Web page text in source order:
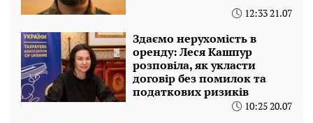
12:33 21.07
Здаємо нерухомість в
оренду: Леся Кашпур
розповіла, як укласти
договір без помилок та
податкових ризиків
10:25 20.07